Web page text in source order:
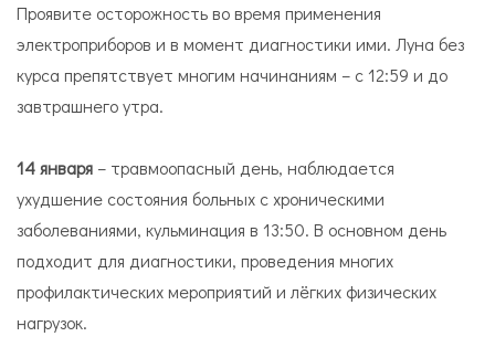
Проявите осторожность во время применения
электроприборов и в момент диагностики ими. Луна без
курса препятствует многим начинаниям – с 12:59 и до
завтрашнего утра.
14 января – травмоопасный день, наблюдается
ухудшение состояния больных с хроническими
заболеваниями, кульминация в 13:50. В основном день
подходит для диагностики, проведения многих
профилактических мероприятий и лёгких физических
нагрузок.